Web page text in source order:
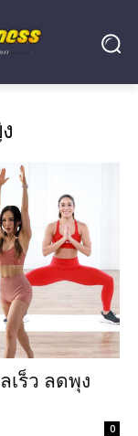
ร็ว ลดพุง
0